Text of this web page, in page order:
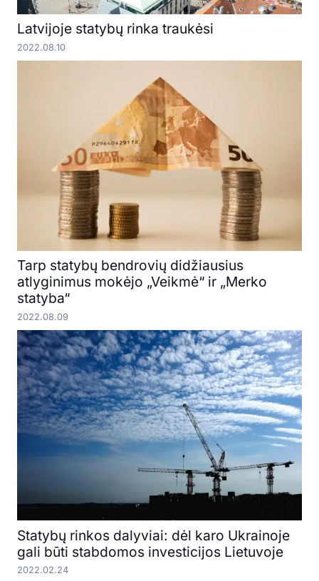
Latvijoje statybų rinka traukėsi
2022.08.10
Tarp statybų bendrovių didžiausius
atlyginimus mokėjo „Veikmė“ ir „Merko
statyba“
2022.08.09
Statybų rinkos dalyviai: dėl karo Ukrainoje
gali būti stabdomos investicijos Lietuvoje
2022.02.24